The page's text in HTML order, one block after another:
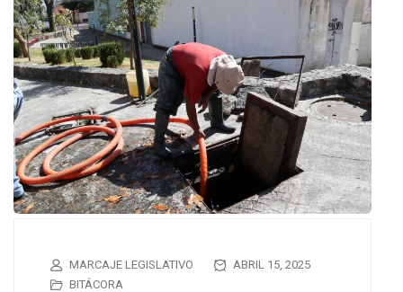
MARCAJE LEGISLATIVO
ABRIL 15, 2025
BITÁCORA